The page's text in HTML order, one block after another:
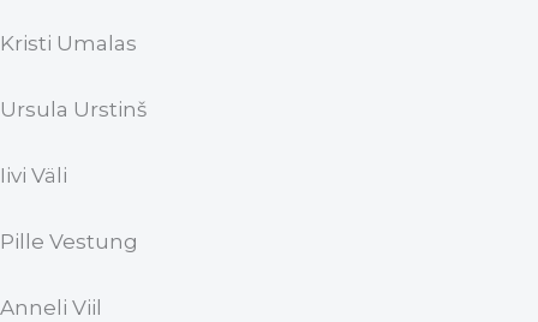
Kristi Umalas
Ursula Urstinš
Iivi Väli
Pille Vestung
Anneli Viil